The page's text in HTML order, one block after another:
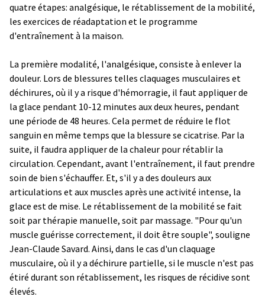
quatre étapes: analgésique, le rétablissement de la mobilité,
les exercices de réadaptation et le programme
d'entraînement à la maison.
La première modalité, l'analgésique, consiste à enlever la
douleur. Lors de blessures telles claquages musculaires et
déchirures, où il y a risque d'hémorragie, il faut appliquer de
la glace pendant 10-12 minutes aux deux heures, pendant
une période de 48 heures. Cela permet de réduire le flot
sanguin en même temps que la blessure se cicatrise. Par la
suite, il faudra appliquer de la chaleur pour rétablir la
circulation. Cependant, avant l'entraînement, il faut prendre
soin de bien s'échauffer. Et, s'il y a des douleurs aux
articulations et aux muscles après une activité intense, la
glace est de mise. Le rétablissement de la mobilité se fait
soit par thérapie manuelle, soit par massage. "Pour qu'un
muscle guérisse correctement, il doit être souple", souligne
Jean-Claude Savard. Ainsi, dans le cas d'un claquage
musculaire, où il y a déchirure partielle, si le muscle n'est pas
étiré durant son rétablissement, les risques de récidive sont
élevés.